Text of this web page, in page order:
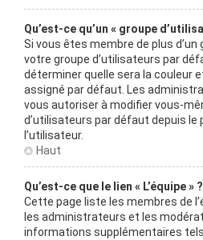
Qu’est-ce qu’un « groupe
Si vous êtes membre de plus d’un
votre groupe d’utilisateurs par
déterminer quelle sera la couleur
assigné par défaut. Les
vous autoriser à modifier vous-
d’utilisateurs par défaut depuis le
l’utilisateur.
Haut
Qu’est-ce que le lien « L’équipe » ?
Cette page liste les membres de
les administrateurs et les
informations supplémentaires